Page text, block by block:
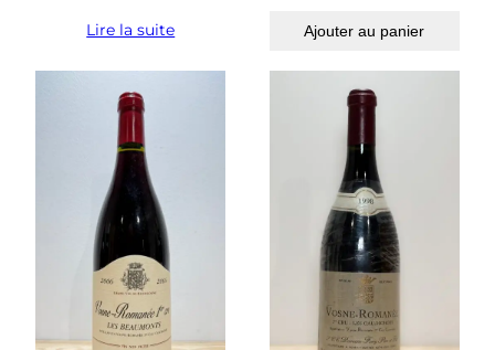
Lire la suite Ajouter au panier